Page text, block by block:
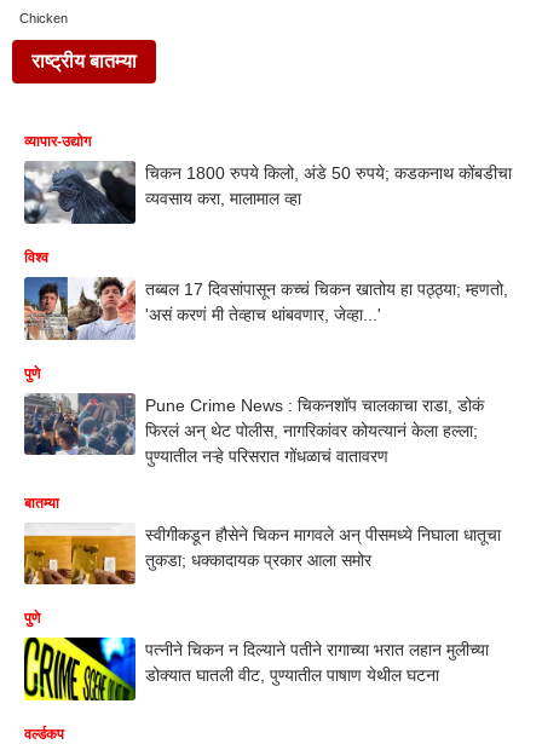
Chicken
राष्ट्रीय बातम्या
व्यापार-उद्योग
चिकन 1800 रुपये किलो, अंडे 50 रुपये; कडकनाथ कोंबडीचा
व्यवसाय करा, मालामाल व्हा
विश्व
तब्बल 17 दिवसांपासून कच्चं चिकन खातोय हा पठ्ठ्या; म्हणतो,
'असं करणं मी तेव्हाच थांबवणार, जेव्हा...'
पुणे
Pune Crime News : चिकनशॉप चालकाचा राडा, डोकं
फिरलं अन् थेट पोलीस, नागरिकांवर कोयत्यानं केला हल्ला;
पुण्यातील नऱ्हे परिसरात गोंधळाचं वातावरण
बातम्या
स्वीगीकडून हौसेने चिकन मागवले अन् पीसमध्ये निघाला धातूचा
तुकडा; धक्कादायक प्रकार आला समोर
पुणे
पत्नीने चिकन न दिल्याने पतीने रागाच्या भरात लहान मुलीच्या
डोक्यात घातली वीट, पुण्यातील पाषाण येथील घटना
वर्ल्डकप